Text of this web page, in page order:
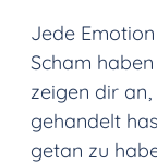
Jede
Scham
zeigen dir
gehandelt
getan zu